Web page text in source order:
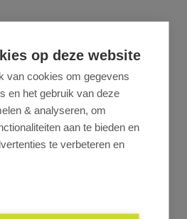
Ja
Geen afgebakende zones
erfgoed
buitenruimte te
Sint-Niklaas
op deze website
van cookies om gegevens
en het gebruik van deze
& analyseren, om
aan te bieden en
te verbeteren en